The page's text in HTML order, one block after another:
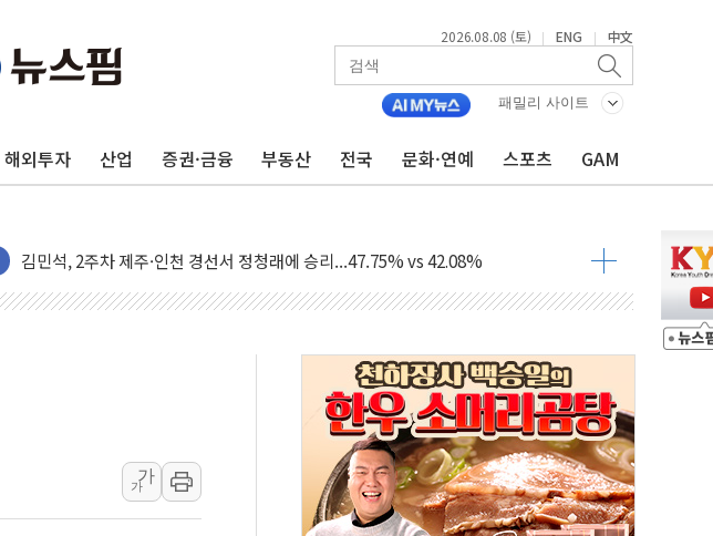
2026.08.08 (토) | ENG | 中文
패밀리 사이트
해외투자 산업 증권·금융 부동산 전국 문화·연예 스포츠 GAM
[종합] 김민석, 정청래에 '0.86%p' 차 재역전 성공...金 45.42% vs 鄭 44.56%
김민석, 2주차 제주·인천 경선서 정청래에 승리...47.75% vs 42.08%
인사하는 김민석 당대표 후보
[속보] 민주, 인천 경선 결과 발표...김민석 45.09% 정청래 43.27% 송영길 11.63%
[속보] 민주, 제주 경선 결과 발표...김민석 52.64% 정청래 39.89% 송영길 7.47%
美, 이란전 출구전략 만지작…공습 한계·탄약 부족 현실화
강릉·동해·삼척 시간당 최대 50㎜ 폭우…강원 동해안 강한 비 이어져
폐기물 수거하다 참변…60대 환경미화원 수거차에 치여 사망
가
가